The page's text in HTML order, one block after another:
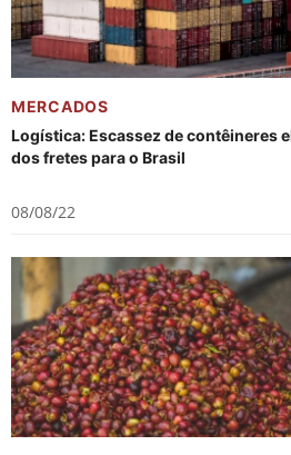
MERCADOS
Logística: Escassez de contêineres
dos fretes para o Brasil
08/08/22